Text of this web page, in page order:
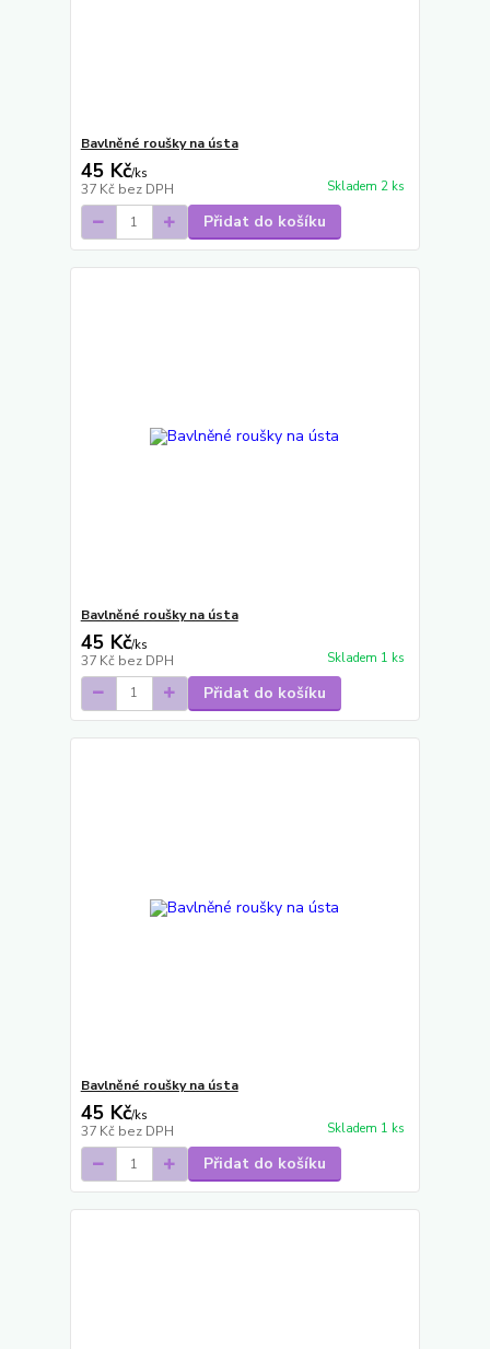
Bavlněné roušky na ústa
45 Kč/ks
37 Kč bez DPH Skladem 2 ks
Přidat do košíku
Bavlněné roušky na ústa
45 Kč/ks
37 Kč bez DPH Skladem 1 ks
Přidat do košíku
Bavlněné roušky na ústa
45 Kč/ks
37 Kč bez DPH Skladem 1 ks
Přidat do košíku